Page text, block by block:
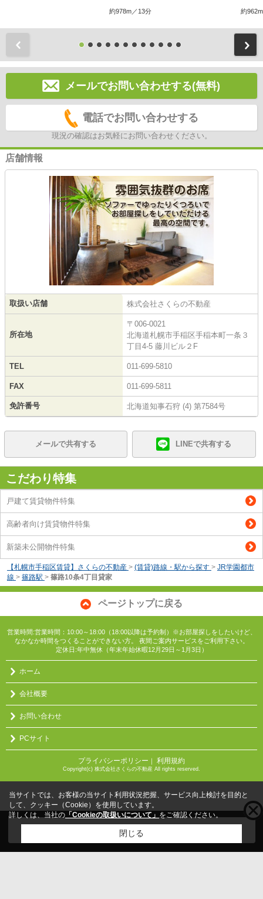
約978m／13分 約
メールでお問い合わせする(無料)
電話でお問い合わせする
現況の確認はお気軽にお問い合わせください。
店舗情報
取扱い店舗 株式会社さくらの不動産
所在地
〒006-0021
北海道札幌市手稲区手稲本町一条３
丁目4-5 藤川ビル２F
TEL 011-699-5810
FAX 011-699-5811
免許番号 北海道知事石狩 (4) 第7584号
メールで共有する LINEで共有する
こだわり特集
戸建て賃貸物件特集
高齢者向け賃貸物件特集
新築未公開物件特集
【札幌市手稲区賃貸】さくらの不動産 > (賃貸)路線・駅から探す > JR学園都市
線 > 篠路駅 > 篠路10条4丁目貸家
ページトップに戻る
営業時間:営業時間：10:00～18:00（18:00以降は予約制）※お部屋探しをしたいけど、
なかなか時間をつくることができない方。 夜間ご案内サービスをご利用下さい。
定休日:年中無休（年末年始休暇12月29日～1月3日）
ホーム
会社概要
お問い合わせ
PCサイト
プライバシーポリシー ｜ 利用規約
Copyright(c) 株式会社さくらの不動産 All rights reserved.
こちらの物件をご覧の方にお勧めな物件
当サイトでは、お客様の当サイト利用状況把握、サービス向上検討を目的と
して、クッキー（Cookie）を使用しています。
詳しくは、当社の 「Cookieの取扱いについて」 をご確認ください。
閉じる